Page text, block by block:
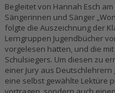
Begleitet von Hannah Esch
Sängerinnen und Sänger
folgte die Auszeichnung der
Lerngruppen Jugendbücher
vorgelesen hatten, und die
Schulsiegers. Um diesen zu
einer Jury aus
eine selbst gewählte Lektüre